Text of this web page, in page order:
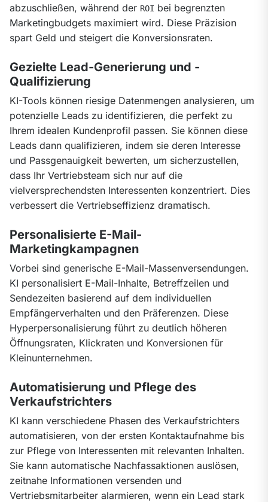
abzuschließen, während der ROI bei begrenzten
Marketingbudgets maximiert wird. Diese Präzision
spart Geld und steigert die Konversionsraten.
Gezielte Lead-Generierung und -
Qualifizierung
KI-Tools können riesige Datenmengen analysieren, um
potenzielle Leads zu identifizieren, die perfekt zu
Ihrem idealen Kundenprofil passen. Sie können diese
Leads dann qualifizieren, indem sie deren Interesse
und Passgenauigkeit bewerten, um sicherzustellen,
dass Ihr Vertriebsteam sich nur auf die
vielversprechendsten Interessenten konzentriert. Dies
verbessert die Vertriebseffizienz dramatisch.
Personalisierte E-Mail-
Marketingkampagnen
Vorbei sind generische E-Mail-Massenversendungen.
KI personalisiert E-Mail-Inhalte, Betreffzeilen und
Sendezeiten basierend auf dem individuellen
Empfängerverhalten und den Präferenzen. Diese
Hyperpersonalisierung führt zu deutlich höheren
Öffnungsraten, Klickraten und Konversionen für
Kleinunternehmen.
Automatisierung und Pflege des
Verkaufstrichters
KI kann verschiedene Phasen des Verkaufstrichters
automatisieren, von der ersten Kontaktaufnahme bis
zur Pflege von Interessenten mit relevanten Inhalten.
Sie kann automatische Nachfassaktionen auslösen,
zeitnahe Informationen versenden und
Vertriebsmitarbeiter alarmieren, wenn ein Lead stark